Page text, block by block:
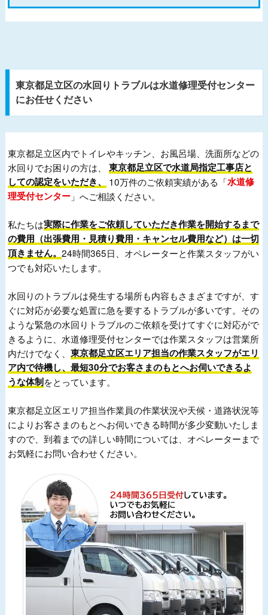
東京都足立区の水回りトラブルは水道修理受付センター
にお任せください
東京都足立区内でトイレやキッチン、お風呂場、洗面所などの
水回りでお困りの方は、東京都足立区で水道局指定工事店と
しての認定をいただき、
10万件のご依頼実績がある「水道修
理受付センター 」へご相談ください。
私たちは実際に作業をご依頼していただき作業を開始するまで
の費用（出張費用・見積り費用・キャンセル費用など）は一切
頂きません。24時間365日、オペレーターと作業スタッフがい
つでも対応いたします。
水回りのトラブルは発生する場所も内容もさまざまですが、す
ぐに対応が必要な処置に急を要するトラブルが多いです。その
ような緊急の水回りトラブルのご依頼を受けてすぐに対応がで
きるように、水道修理受付センターでは作業スタッフは営業所
内だけでなく、東京都足立区エリア担当の作業スタッフがエリ
ア内で待機し、最短30分でお客さまのもとへお伺いできるよ
うな体制をとっています。
東京都足立区エリア担当作業員の作業状況や天候・道路状況等
によりお客さまのもとへお伺いできる時間が多少変動いたしま
すので、到着までの詳しい時間については、オペレーターまで
お気軽にお問い合わせください。